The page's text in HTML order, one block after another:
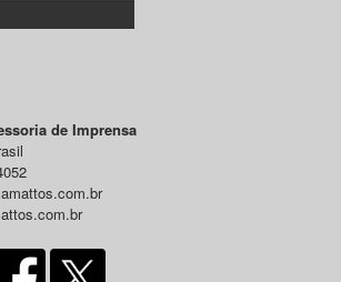
de Imprensa